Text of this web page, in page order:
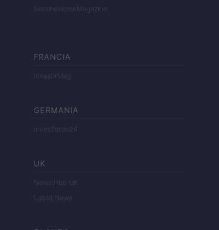
SecondHomeMagazine
FRANCIA
InvestirMag
GERMANIA
Investieren24
UK
News Hub UK
Lgbtq News